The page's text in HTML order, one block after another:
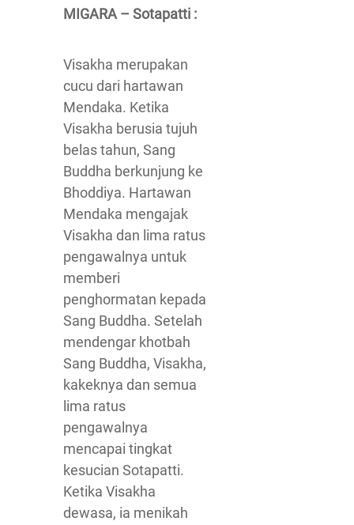
MIGARA – Sotapatti :
Visakha merupakan
cucu dari hartawan
Mendaka. Ketika
Visakha berusia tujuh
belas tahun, Sang
Buddha berkunjung ke
Bhoddiya. Hartawan
Mendaka mengajak
Visakha dan lima ratus
pengawalnya untuk
memberi
penghormatan kepada
Sang Buddha. Setelah
mendengar khotbah
Sang Buddha, Visakha,
kakeknya dan semua
lima ratus
pengawalnya
mencapai tingkat
kesucian Sotapatti.
Ketika Visakha
dewasa, ia menikah